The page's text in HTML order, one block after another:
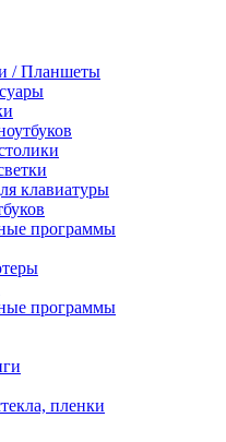
/ Планшеты
клавиатуры
программы
программы
пленки